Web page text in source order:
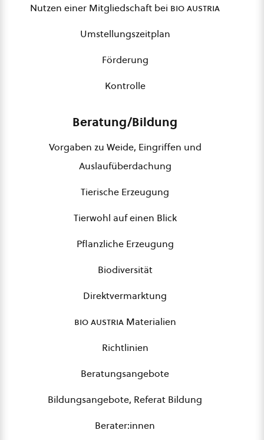
Nutzen einer Mitgliedschaft bei bio austria
Umstellungszeitplan
Förderung
Kontrolle
Beratung/Bildung
Vorgaben zu Weide, Eingriffen und
Auslaufüberdachung
Tierische Erzeugung
Tierwohl auf einen Blick
Pflanzliche Erzeugung
Biodiversität
Direktvermarktung
bio austriaMaterialien
Richtlinien
Beratungsangebote
Bildungsangebote, Referat Bildung
Berater:innen